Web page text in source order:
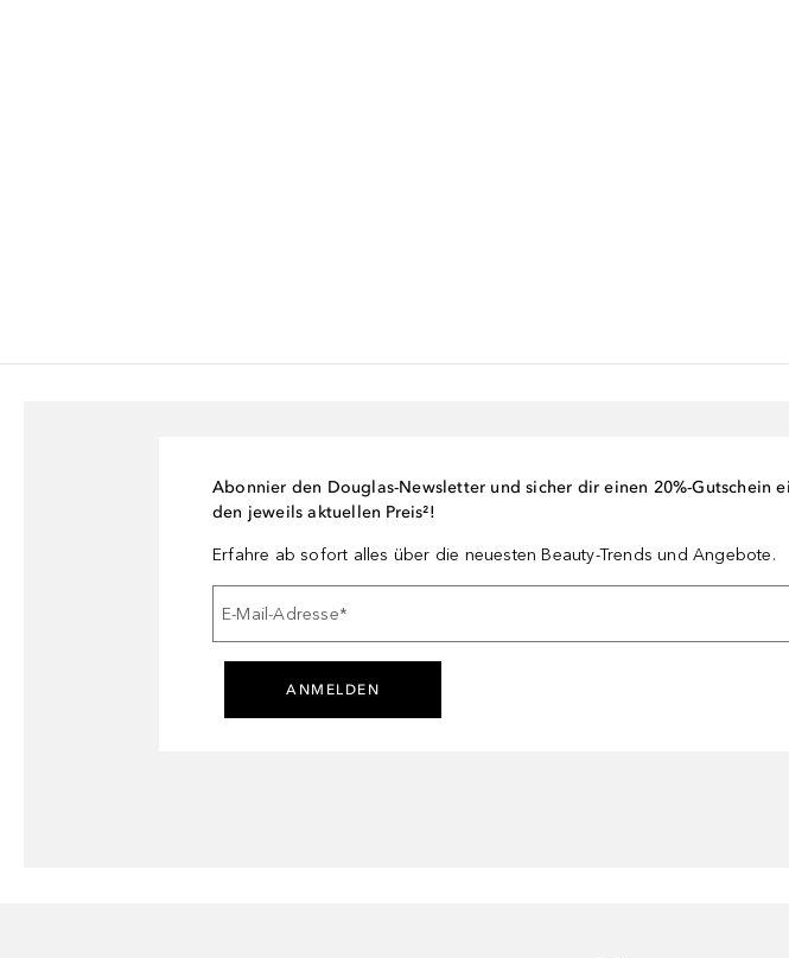
Abonnier den Douglas-Newsletter und sicher dir einen 20%-Gutschein
den jeweils aktuellen Preis²!
Erfahre ab sofort alles über die neuesten Beauty-Trends und Angebote.
E-Mail-Adresse*
ANMELDEN